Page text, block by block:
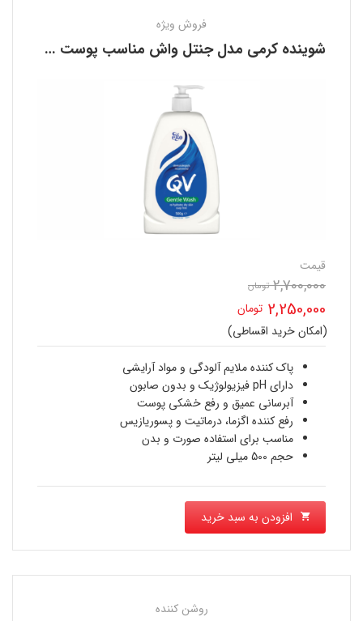
فروش ویژه
شوینده کرمی مدل جنتل واش مناسب پوست خشک کیو وی QV
قیمت
2,700,000 تومان
اصلی
2,700,000 تومان
بود.
2,250,000 تومان
قیمت
فعلی
2,250,000 تومان
است.
(امکان خرید اقساطی)
پاک کننده ملایم آلودگی و مواد آرایشی
دارای pH فیزیولوژیک و بدون صابون
آبرسانی عمیق و رفع خشکی پوست
رفع کننده اگزما، درماتیت و پسوریازیس
مناسب برای استفاده صورت و بدن
حجم 500 میلی لیتر
افزودن به سبد خرید
روشن کننده